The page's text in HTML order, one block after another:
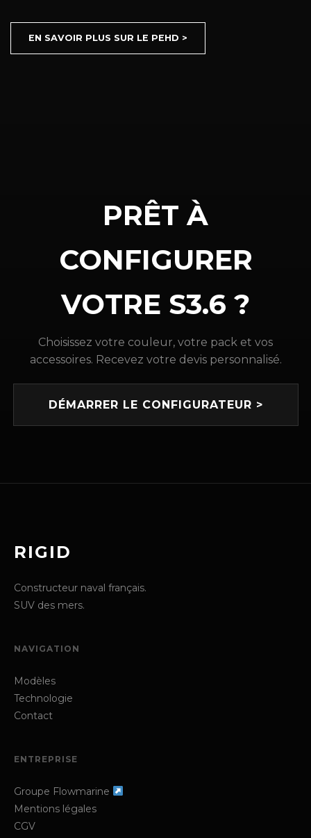
EN SAVOIR PLUS SUR LE PEHD >
PRÊT À
CONFIGURER
VOTRE S3.6 ?
Choisissez votre couleur, votre pack et vos
accessoires. Recevez votre devis personnalisé.
DÉMARRER LE CONFIGURATEUR >
RIGID
Constructeur naval français.
SUV des mers.
NAVIGATION
Modèles
Technologie
Contact
ENTREPRISE
Groupe Flowmarine
Mentions légales
CGV